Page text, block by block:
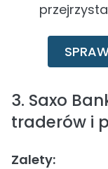
3. Saxo
traderów i
Zalety: